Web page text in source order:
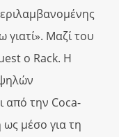
γιατί». Μαζί του
ο Rack. Η
από την Coca-
μέσο για τη